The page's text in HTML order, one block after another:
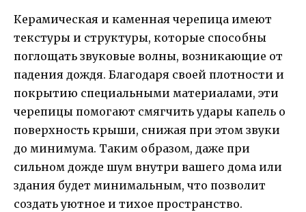
Керамическая и каменная черепица имеют
текстуры и структуры, которые способны
поглощать звуковые волны, возникающие от
падения дождя. Благодаря своей плотности и
покрытию специальными материалами, эти
черепицы помогают смягчить удары капель о
поверхность крыши, снижая при этом звуки
до минимума. Таким образом, даже при
сильном дожде шум внутри вашего дома или
здания будет минимальным, что позволит
создать уютное и тихое пространство.